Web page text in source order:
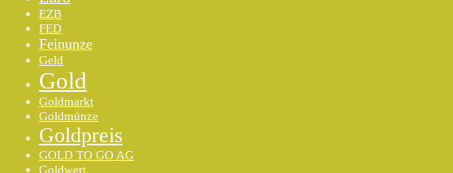
EZB
FED
Feinunze
Geld
Gold
Goldmarkt
Goldmünze
Goldpreis
GOLD TO GO AG
Goldwert